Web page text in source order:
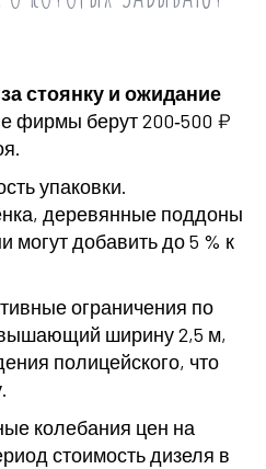
стоянку и ожидание
фирмы берут 200‑500 ₽
упаковки.
деревянные поддоны
добавить до 5 % к
ограничения по
ширину 2,5 м,
полицейского, что
колебания цен на
стоимость дизеля в